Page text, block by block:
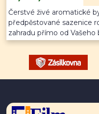
Čerstvé živé aromatické
předpěstované sazenice
zahradu přímo od Vašeho